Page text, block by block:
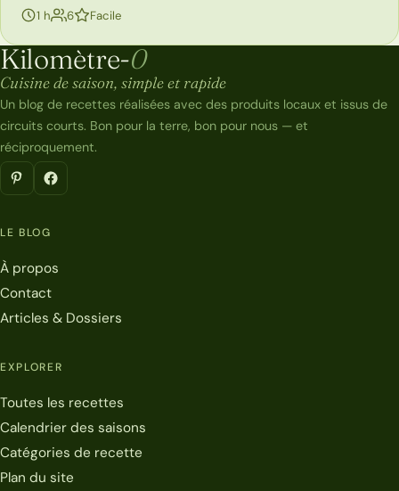
1 h 6personnes
Facile
Kilomètre-0
Kilomètre-0
Cuisine de saison, simple et rapide
Un blog de recettes réalisées avec des produits locaux et issus de
circuits courts. Bon pour la terre, bon pour nous — et
réciproquement.
LE BLOG
À propos
Contact
Articles & Dossiers
EXPLORER
Toutes les recettes
Calendrier des saisons
Catégories de recette
Plan du site